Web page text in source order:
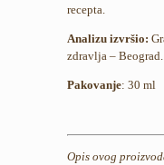
recepta.
Analizu izvršio:
zdravlja – Beograd.
Pakovanje: 30 ml
Opis ovog